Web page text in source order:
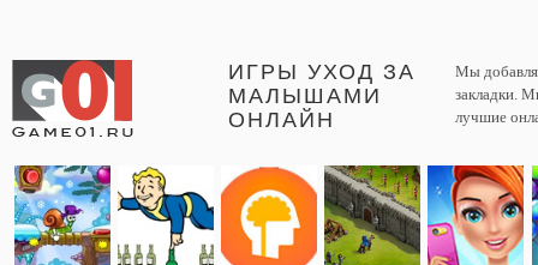
ИГРЫ УХОД ЗА
МАЛЫШАМИ
ОНЛАЙН
Мы
закладки.
лучшие